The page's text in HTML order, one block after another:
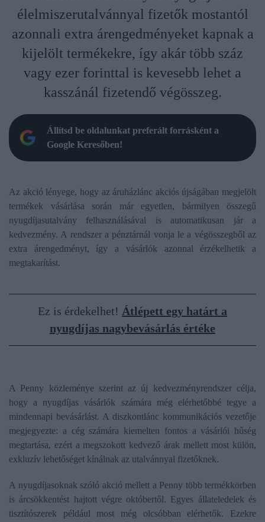
élelmiszerutalvánnyal fizetők mostantól
azonnali extra árengedményeket kapnak a
kijelölt termékekre, így akár több száz
vagy ezer forinttal is kevesebb lehet a
kasszánál fizetendő végösszeg.
Állítsd be oldalunkat preferált forrásként a
Google Keresőben!
Az akció lényege, hogy az áruházlánc akciós újságában megjelölt
termékek vásárlása során már egyetlen, bármilyen összegű
nyugdíjasutalvány felhasználásával is automatikusan jár a
kedvezmény. A rendszer a pénztárnál vonja le a végösszegből az
extra árengedményt, így a vásárlók azonnal érzékelhetik a
megtakarítást.
Ez is érdekelhet! Átlépett egy határt a
nyugdíjas nagybevásárlás értéke
A Penny közleménye szerint az új kedvezményrendszer célja,
hogy a nyugdíjas vásárlók számára még elérhetőbbé tegye a
mindennapi bevásárlást. A diszkontlánc kommunikációs vezetője
megjegyezte: a cég számára kiemelten fontos a vásárlói hűség
megtartása, ezért a megszokott kedvező árak mellett most külön,
exkluzív lehetőséget kínálnak az utalvánnyal fizetőknek.
A nyugdíjasoknak szóló akció mellett a Penny több termékkörben
is árcsökkentést hajtott végre októbertől. Egyes állateledelek és
tisztítószerek például most még olcsóbban elérhetők. Ezekre